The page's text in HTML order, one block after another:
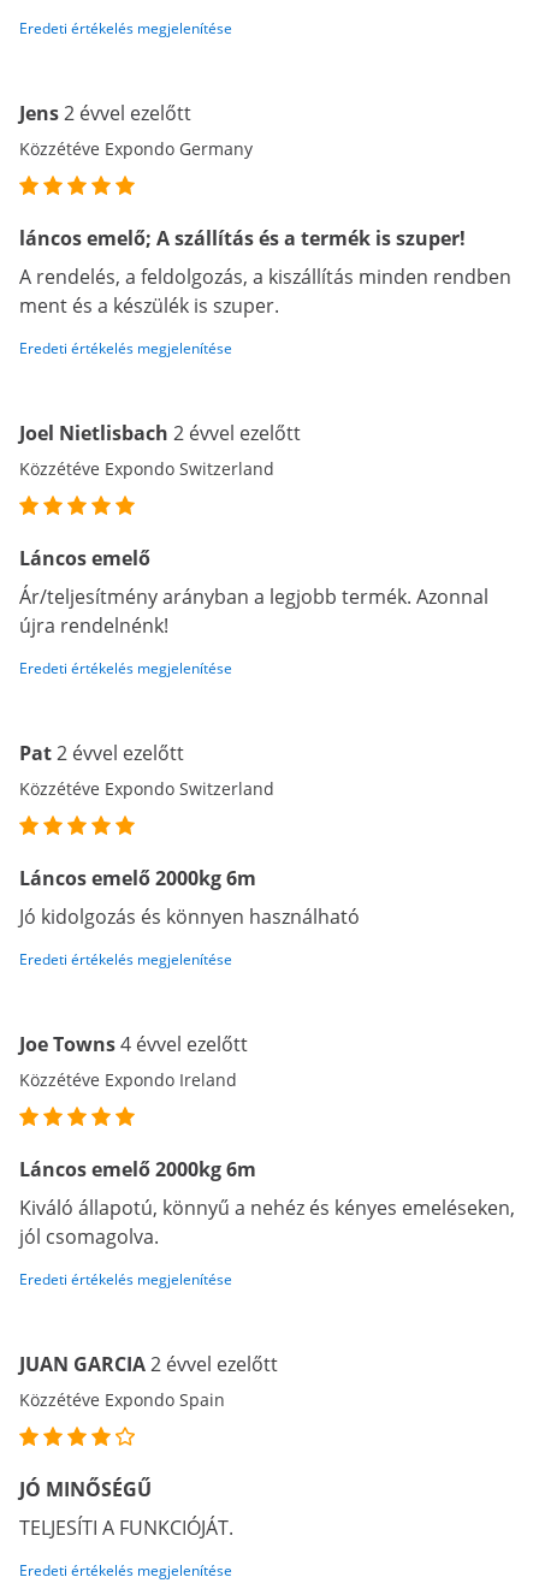
Eredeti értékelés megjelenítése
Jens2 évvel ezelőtt
Közzétéve Expondo Germany
láncos emelő; A szállítás és a termék is szuper!
A rendelés, a feldolgozás, a kiszállítás minden rendben
ment és a készülék is szuper.
Eredeti értékelés megjelenítése
Joel Nietlisbach 2 évvel ezelőtt
Közzétéve Expondo Switzerland
Láncos emelő
Ár/teljesítmény arányban a legjobb termék. Azonnal
újra rendelnénk!
Eredeti értékelés megjelenítése
Pat2 évvel ezelőtt
Közzétéve Expondo Switzerland
Láncos emelő 2000kg 6m
Jó kidolgozás és könnyen használható
Eredeti értékelés megjelenítése
Joe Towns4 évvel ezelőtt
Közzétéve Expondo Ireland
Láncos emelő 2000kg 6m
Kiváló állapotú, könnyű a nehéz és kényes emeléseken,
jól csomagolva.
Eredeti értékelés megjelenítése
JUAN GARCIA2 évvel ezelőtt
Közzétéve Expondo Spain
JÓ MINŐSÉGŰ
TELJESÍTI A FUNKCIÓJÁT.
Eredeti értékelés megjelenítése